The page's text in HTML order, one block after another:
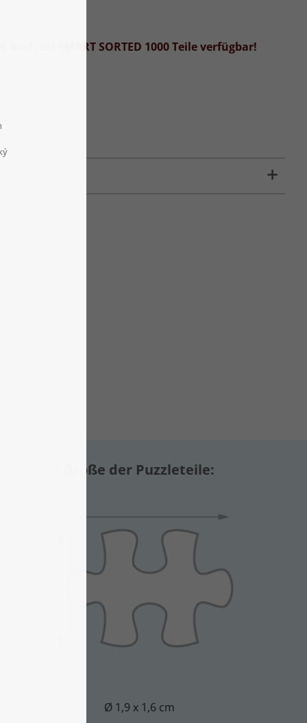
als SMART SORTED 1000 Teile verfügbar!
Größe der Puzzleteile:
Ø 1,9 x 1,6 cm